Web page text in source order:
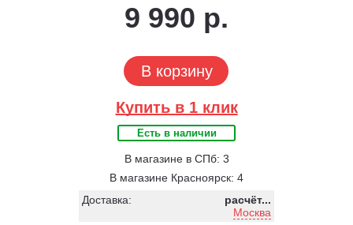
9 990 р.
В корзину
Купить в 1 клик
Есть в наличии
В магазине в СПб: 3
В магазине Красноярск: 4
Доставка:
расчёт...
Москва